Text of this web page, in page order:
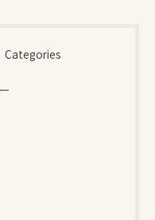
Categories